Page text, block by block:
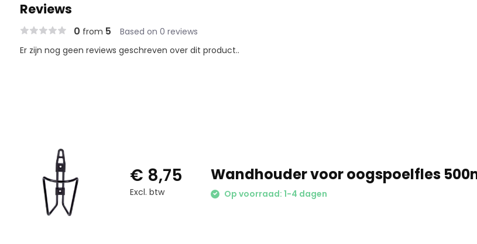
Reviews
0 from 5 Based on 0 reviews
Er zijn nog geen reviews geschreven over dit product..
€ 8,75
Excl. btw
Wandhouder voor oogspoelfles
Op voorraad: 1-4 dagen